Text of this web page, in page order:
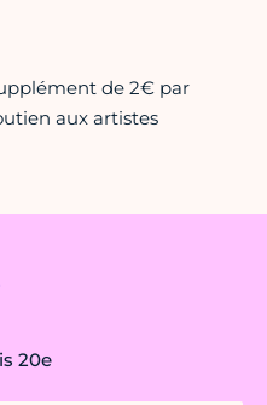
20e
de 2€ par
aux artistes